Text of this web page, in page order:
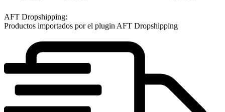
AFT Dropshipping:
Productos importados por el plugin AFT Dropshipping